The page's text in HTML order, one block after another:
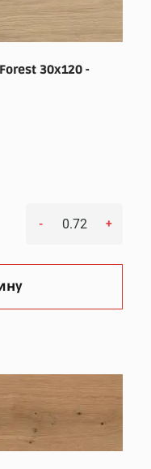
30x120 -
- +